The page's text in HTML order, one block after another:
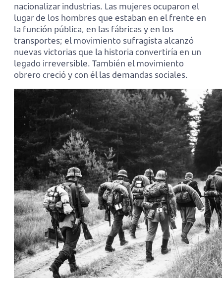
nacionalizar industrias. Las mujeres ocuparon el
lugar de los hombres que estaban en el frente en
la función pública, en las fábricas y en los
transportes; el movimiento sufragista alcanzó
nuevas victorias que la historia convertiría en un
legado irreversible. También el movimiento
obrero creció y con él las demandas sociales.